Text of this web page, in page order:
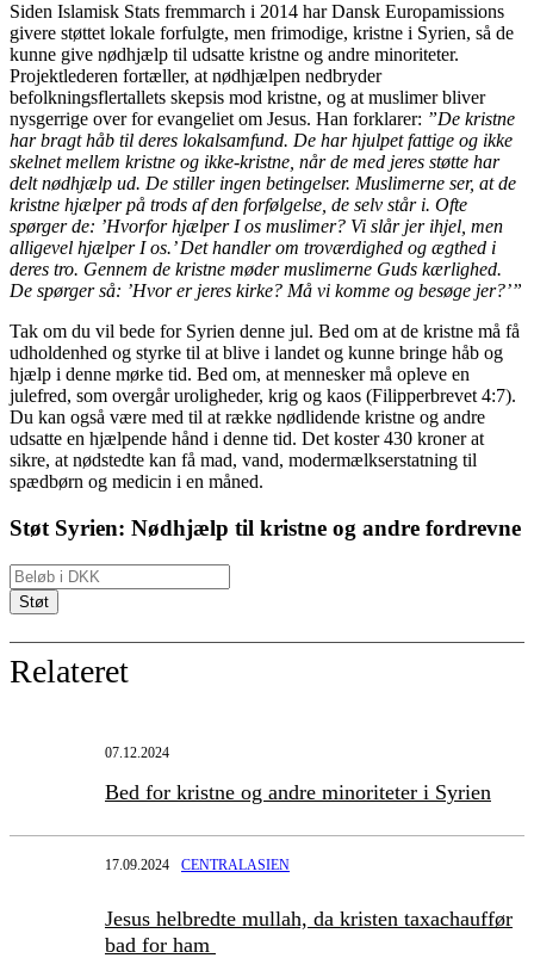
Siden Islamisk Stats fremmarch i 2014 har Dansk Europamissions
givere støttet lokale forfulgte, men frimodige, kristne i Syrien, så de
kunne give nødhjælp til udsatte kristne og andre minoriteter.
Projektlederen fortæller, at nødhjælpen nedbryder
befolkningsflertallets skepsis mod kristne, og at muslimer bliver
nysgerrige over for evangeliet om Jesus. Han forklarer: ”De kristne
har bragt håb til deres lokalsamfund. De har hjulpet fattige og ikke
skelnet mellem kristne og ikke-kristne, når de med jeres støtte har
delt nødhjælp ud. De stiller ingen betingelser. Muslimerne ser, at de
kristne hjælper på trods af den forfølgelse, de selv står i. Ofte
spørger de: ’Hvorfor hjælper I os muslimer? Vi slår jer ihjel, men
alligevel hjælper I os.’ Det handler om troværdighed og ægthed i
deres tro. Gennem de kristne møder muslimerne Guds kærlighed.
De spørger så: ’Hvor er jeres kirke? Må vi komme og besøge jer?’”
Tak om du vil bede for Syrien denne jul. Bed om at de kristne må få
udholdenhed og styrke til at blive i landet og kunne bringe håb og
hjælp i denne mørke tid. Bed om, at mennesker må opleve en
julefred, som overgår uroligheder, krig og kaos (Filipperbrevet 4:7).
Du kan også være med til at række nødlidende kristne og andre
udsatte en hjælpende hånd i denne tid. Det koster 430 kroner at
sikre, at nødstedte kan få mad, vand, modermælkserstatning til
spædbørn og medicin i en måned.
Støt Syrien: Nødhjælp til kristne og andre fordrevne
Relateret
07.12.2024
Bed for kristne og andre minoriteter i Syrien
17.09.2024 CENTRALASIEN
Jesus helbredte mullah, da kristen taxachauffør
bad for ham